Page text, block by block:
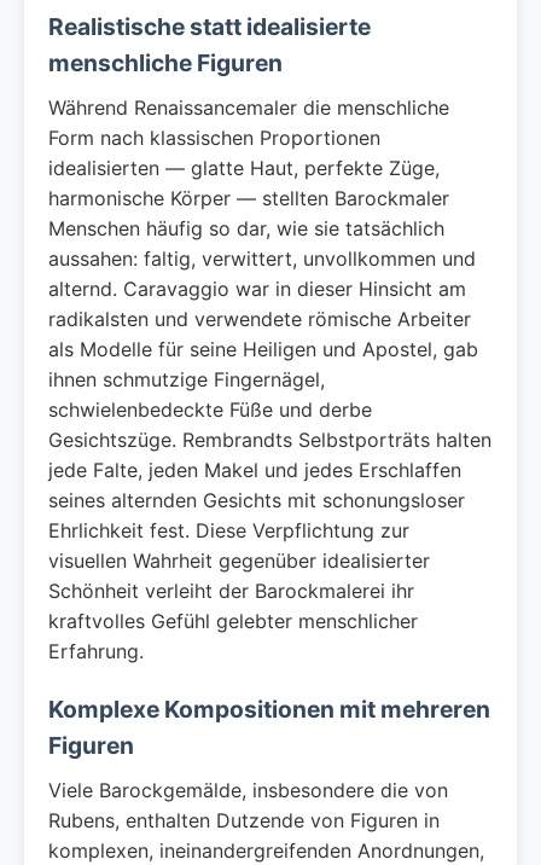
Realistische statt idealisierte
menschliche Figuren
Während Renaissancemaler die menschliche
Form nach klassischen Proportionen
idealisierten — glatte Haut, perfekte Züge,
harmonische Körper — stellten Barockmaler
Menschen häufig so dar, wie sie tatsächlich
aussahen: faltig, verwittert, unvollkommen und
alternd. Caravaggio war in dieser Hinsicht am
radikalsten und verwendete römische Arbeiter
als Modelle für seine Heiligen und Apostel, gab
ihnen schmutzige Fingernägel,
schwielenbedeckte Füße und derbe
Gesichtszüge. Rembrandts Selbstporträts halten
jede Falte, jeden Makel und jedes Erschlaffen
seines alternden Gesichts mit schonungsloser
Ehrlichkeit fest. Diese Verpflichtung zur
visuellen Wahrheit gegenüber idealisierter
Schönheit verleiht der Barockmalerei ihr
kraftvolles Gefühl gelebter menschlicher
Erfahrung.
Komplexe Kompositionen mit mehreren
Figuren
Viele Barockgemälde, insbesondere die von
Rubens, enthalten Dutzende von Figuren in
komplexen, ineinandergreifenden Anordnungen,